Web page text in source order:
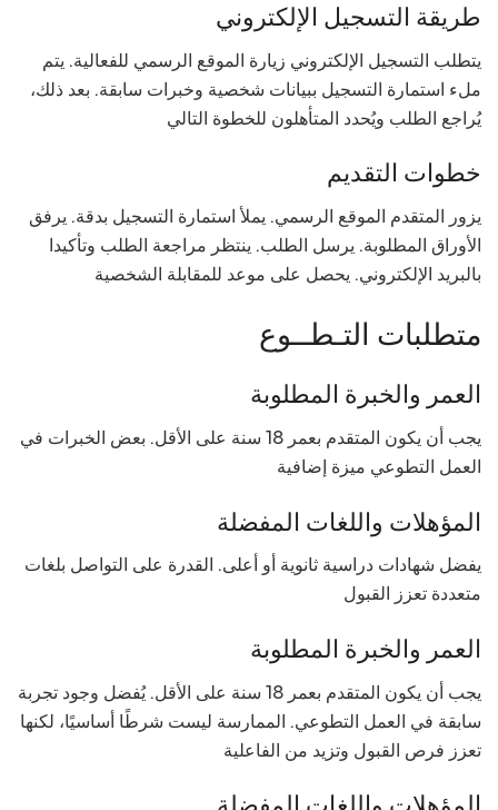
طريقة التسجيل الإلكتروني
يتطلب التسجيل الإلكتروني زيارة الموقع الرسمي للفعالية. يتم
ملء استمارة التسجيل ببيانات شخصية وخبرات سابقة. بعد ذلك،
يُراجع الطلب ويُحدد المتأهلون للخطوة التالي
خطوات التقديم
يزور المتقدم الموقع الرسمي. يملأ استمارة التسجيل بدقة. يرفق
الأوراق المطلوبة. يرسل الطلب. ينتظر مراجعة الطلب وتأكيدا
بالبريد الإلكتروني. يحصل على موعد للمقابلة الشخصية
متطلبات التـطــوع
العمر والخبرة المطلوبة
يجب أن يكون المتقدم بعمر 18 سنة على الأقل. بعض الخبرات في
العمل التطوعي ميزة إضافية
المؤهلات واللغات المفضلة
يفضل شهادات دراسية ثانوية أو أعلى. القدرة على التواصل بلغات
متعددة تعزز القبول
العمر والخبرة المطلوبة
يجب أن يكون المتقدم بعمر 18 سنة على الأقل. يُفضل وجود تجربة
سابقة في العمل التطوعي. الممارسة ليست شرطًا أساسيًا، لكنها
تعزز فرص القبول وتزيد من الفاعلية